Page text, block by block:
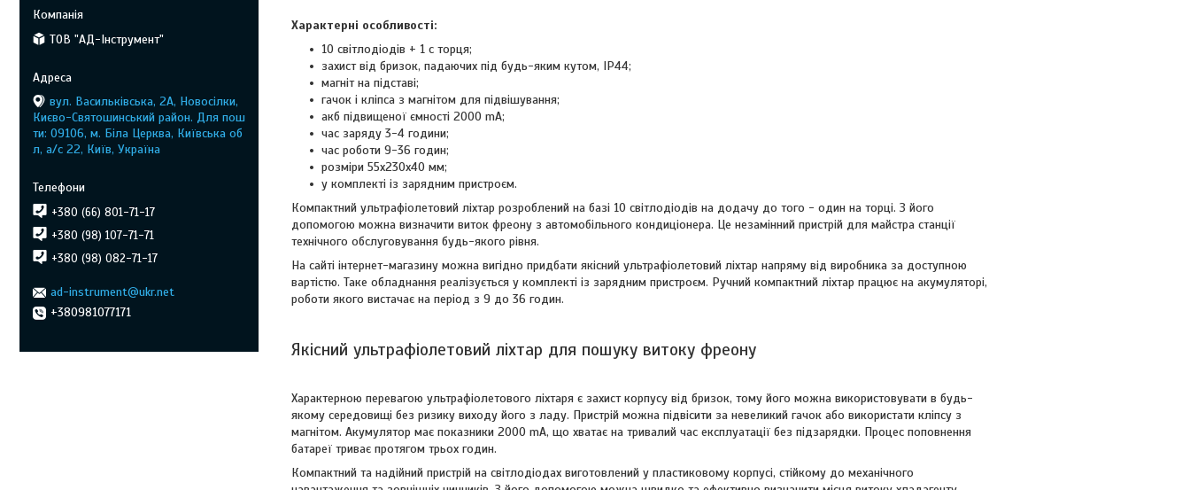
Характерні особливості:
10 світлодіодів + 1 c торця;
захист від бризок, падаючих під будь-яким кутом, IP44;
магніт на підставі;
гачок і кліпса з магнітом для підвішування;
акб підвищеної ємності 2000 mA;
час заряду 3-4 години;
час роботи 9-36 годин;
розміри 55x230x40 мм;
у комплекті із зарядним пристроєм.
Компактний ультрафіолетовий ліхтар розроблений на базі 10 світлодіодів на додачу до того - один на торці. З його
допомогою можна визначити виток фреону з автомобільного кондиціонера. Це незамінний пристрій для майстра станції
технічного обслуговування будь-якого рівня.
На сайті інтернет-магазину можна вигідно придбати якісний ультрафіолетовий ліхтар напряму від виробника за доступною
вартістю. Таке обладнання реалізується у комплекті із зарядним пристроєм. Ручний компактний ліхтар працює на акумуляторі,
роботи якого вистачає на період з 9 до 36 годин.
Якісний ультрафіолетовий ліхтар для пошуку витоку фреону
Характерною перевагою ультрафіолетового ліхтаря є захист корпусу від бризок, тому його можна використовувати в будь-
якому середовищі без ризику виходу його з ладу. Пристрій можна підвісити за невеликий гачок або використати кліпсу з
магнітом. Акумулятор має показники 2000 mA, що хватає на тривалий час експлуатації без підзарядки. Процес поповнення
батареї триває протягом трьох годин.
Компактний та надійний пристрій на світлодіодах виготовлений у пластиковому корпусі, стійкому до механічного
ТОВ "АД-Інструмент"
вул. Васильківська, 2А, Новосілки,
Києво-Святошинський район. Для пош
ти: 09106, м. Біла Церква, Київська об
л, а/с 22, Київ, Україна
+380 (66) 801-71-17
+380 (98) 107-71-71
+380 (98) 082-71-17
ad-instrument@ukr.net
+380981077171